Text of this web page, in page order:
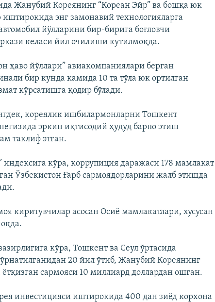
Жанубий Кореянинг “Кореан Эйр” ва бошқа юк
энг замонавий технологияларга
йўлларини бир-бирига боғловчи
келаси йил очилиши кутилмоқда.
ҳаво йўллари” авиакомпаниялари берган
бир кунда камида 10 та тўла юк ортилган
кўрсатишга қодир бўлади.
кореялик ишбилармонларни Тошкент
эркин иқтисодий ҳудуд барпо этиш
таклиф этган.
индексига кўра, коррупиция даражаси 178 мамлакат
Ўзбекистон Ғарб сармоядорларини жалб этишда
киритувчилар асосан Осиё мамлакатлари, хусусан
кўра, Тошкент ва Сеул ўртасида
20 йил ўтиб, Жанубий Кореянинг
сармояси 10 миллиард доллардан ошган.
инвестицияси иштирокида 400 дан зиёд корхона